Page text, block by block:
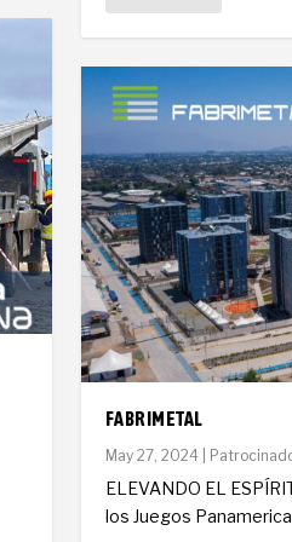
FABRIMETAL
May 27, 2024|
ELEVANDO EL
los Juegos